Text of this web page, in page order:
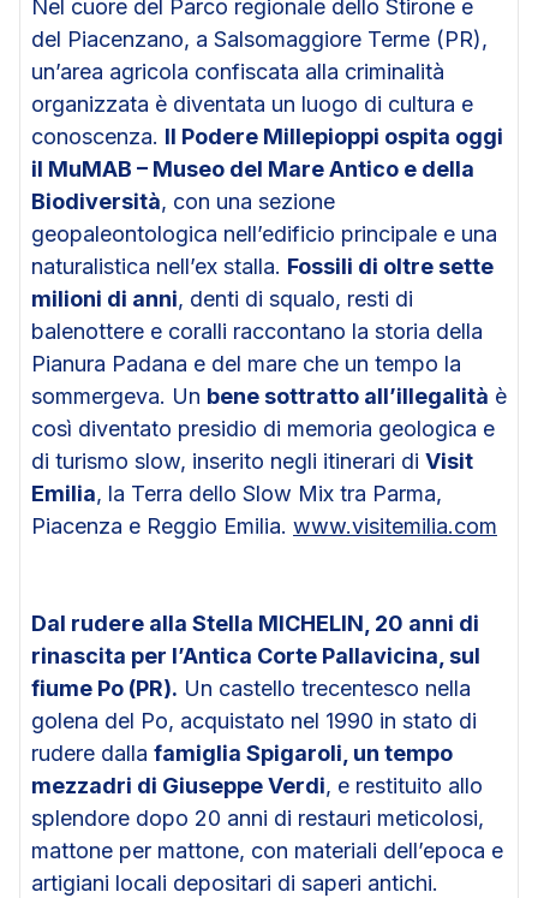
Nel cuore del Parco regionale dello Stirone e
del Piacenzano, a Salsomaggiore Terme (PR),
un’area agricola confiscata alla criminalità
organizzata è diventata un luogo di cultura e
conoscenza. Il Podere Millepioppi ospita oggi
il MuMAB – Museo del Mare Antico e della
Biodiversità, con una sezione
geopaleontologica nell’edificio principale e una
naturalistica nell’ex stalla. Fossili di oltre sette
milioni di anni, denti di squalo, resti di
balenottere e coralli raccontano la storia della
Pianura Padana e del mare che un tempo la
sommergeva. Un bene sottratto all’illegalità è
così diventato presidio di memoria geologica e
di turismo slow, inserito negli itinerari di Visit
Emilia, la Terra dello Slow Mix tra Parma,
Piacenza e Reggio Emilia. www.visitemilia.com
Dal rudere alla Stella MICHELIN, 20 anni di
rinascita per l’Antica Corte Pallavicina, sul
fiume Po (PR). Un castello trecentesco nella
golena del Po, acquistato nel 1990 in stato di
rudere dalla famiglia Spigaroli, un tempo
mezzadri di Giuseppe Verdi, e restituito allo
splendore dopo 20 anni di restauri meticolosi,
mattone per mattone, con materiali dell’epoca e
artigiani locali depositari di saperi antichi.